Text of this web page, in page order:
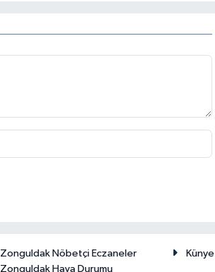
Zonguldak Nöbetçi Eczaneler
Zonguldak Hava Durumu
Künye